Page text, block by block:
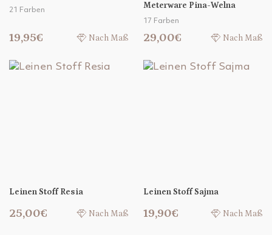
21 Farben
19,95€ Nach Maß
Meterware Pina-Welna
17 Farben
29,00€ Nach Maß
Leinen Stoff Resia
25,00€ Nach Maß
Leinen Stoff Sajma
19,90€ Nach Maß